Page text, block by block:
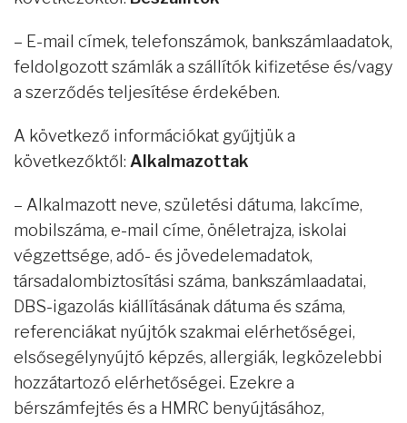
– E-mail címek, telefonszámok, bankszámlaadatok,
feldolgozott számlák a szállítók kifizetése és/vagy
a szerződés teljesítése érdekében.
A következő információkat gyűjtjük a
következőktől: Alkalmazottak
– Alkalmazott neve, születési dátuma, lakcíme,
mobilszáma, e-mail címe, önéletrajza, iskolai
végzettsége, adó- és jövedelemadatok,
társadalombiztosítási száma, bankszámlaadatai,
DBS-igazolás kiállításának dátuma és száma,
referenciákat nyújtók szakmai elérhetőségei,
elsősegélynyújtó képzés, allergiák, legközelebbi
hozzátartozó elérhetőségei. Ezekre a
bérszámfejtés és a HMRC benyújtásához,